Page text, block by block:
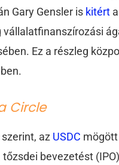
Gary Gensler is kitért
Ez a részleg
Circle
szerint, az USDC mögött
bevezetést